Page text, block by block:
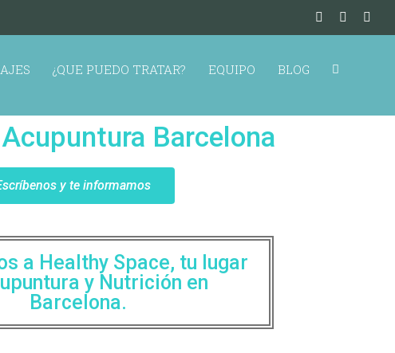
¿QUE PUEDO TRATAR? EQUIPO BLOG
Barcelona
y te informamos
a Healthy Space, tu lugar
y Nutrición en
Barcelona.